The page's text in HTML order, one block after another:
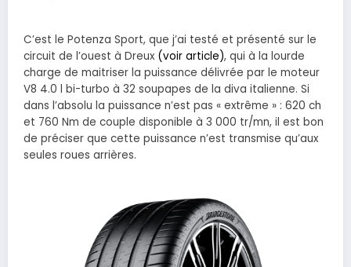
C’est le Potenza Sport, que j’ai testé et présenté sur le
circuit de l’ouest à Dreux (voir article), qui à la lourde
charge de maitriser la puissance délivrée par le moteur
V8 4.0 l bi-turbo à 32 soupapes de la diva italienne. Si
dans l’absolu la puissance n’est pas « extrême » : 620 ch
et 760 Nm de couple disponible à 3 000 tr/mn, il est bon
de préciser que cette puissance n’est transmise qu’aux
seules roues arrières.